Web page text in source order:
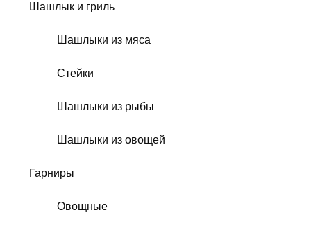
Шашлык и гриль
Шашлыки из мяса
Стейки
Шашлыки из рыбы
Шашлыки из овощей
Гарниры
Овощные